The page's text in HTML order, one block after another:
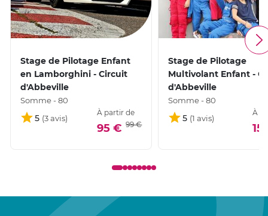
Stage de Pilotage Enfant
en Lamborghini - Circuit
d'Abbeville
Somme - 80
5
À partir de
95 € 99 €
Stage de Pilotage
Multivolant Enfant -
d'Abbeville
Somme - 80
5
À